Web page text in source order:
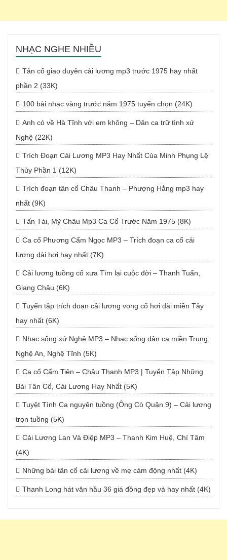
NHẠC NGHE NHIỀU
Tân cổ giao duyên cải lương mp3 trước 1975 hay nhất
phần 2 (33K)
100 bài nhạc vàng trước năm 1975 tuyển chọn (24K)
Anh có về Hà Tĩnh với em không – Dân ca trữ tình xứ
Nghệ (22K)
Trích Đoạn Cải Lương MP3 Hay Nhất Của Minh Phụng Lệ
Thủy Phần 1 (12K)
Trích đoạn tân cổ Châu Thanh – Phượng Hằng mp3 hay
nhất (9K)
Tấn Tài, Mỹ Châu Mp3 Ca Cổ Trước Năm 1975 (8K)
Ca cổ Phương Cẩm Ngọc MP3 – Trích đoạn ca cổ cải
lương dài hơi hay nhất (7K)
Cải lương tuồng cổ xưa Tìm lại cuộc đời – Thanh Tuấn,
Giang Châu (6K)
Tuyển tập trích đoạn cải lương vọng cổ hơi dài miền Tây
hay nhất (6K)
Nhạc sống xứ Nghệ MP3 – Nhạc sống dân ca miền Trung,
Nghệ An, Nghệ Tĩnh (5K)
Ca cổ Cẩm Tiên – Châu Thanh MP3 | Tuyển Tập Những
Bài Tân Cổ, Cải Lương Hay Nhất (5K)
Tuyệt Tình Ca nguyên tuồng (Ông Cò Quận 9) – Cải lương
trọn tuồng (5K)
Cải Lương Lan Và Điệp MP3 – Thanh Kim Huệ, Chí Tâm
(4K)
Những bài tân cổ cải lương về mẹ cảm động nhất (4K)
Thanh Long hát văn hầu 36 giá đồng đẹp và hay nhất (4K)